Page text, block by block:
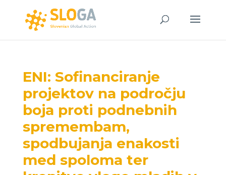
ENI: Sofinanciranje
projektov na področju
boja proti podnebnih
spremembam,
spodbujanja enakosti
med spoloma ter